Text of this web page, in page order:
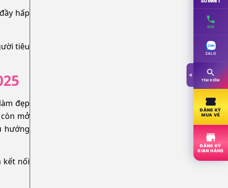
hấp
tiêu
đẹp
mở
hướng
kết nối
◀
GỌI
ZALO
TÌM KIẾM
ĐĂNG KÝ
MUA VÉ
ĐĂNG KÝ
GIAN HÀNG